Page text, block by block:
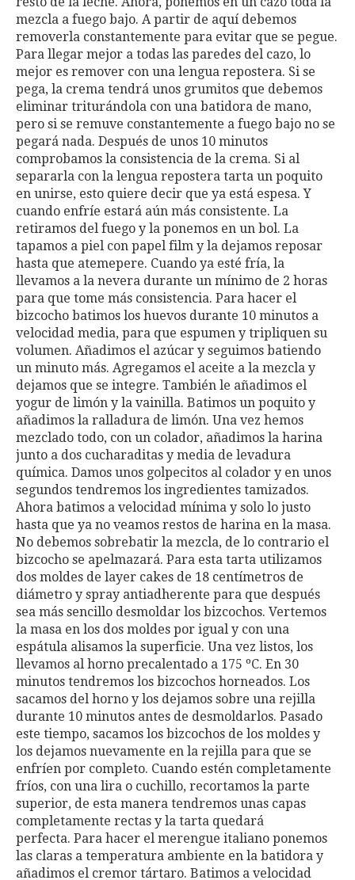
mezcla a fuego bajo. A partir de aquí debemos
removerla constantemente para evitar que se pegue.
Para llegar mejor a todas las paredes del cazo, lo
mejor es remover con una lengua repostera. Si se
pega, la crema tendrá unos grumitos que debemos
eliminar triturándola con una batidora de mano,
pero si se remuve constantemente a fuego bajo no se
pegará nada. Después de unos 10 minutos
comprobamos la consistencia de la crema. Si al
separarla con la lengua repostera tarta un poquito
en unirse, esto quiere decir que ya está espesa. Y
cuando enfríe estará aún más consistente. La
retiramos del fuego y la ponemos en un bol. La
tapamos a piel con papel film y la dejamos reposar
hasta que atemepere. Cuando ya esté fría, la
llevamos a la nevera durante un mínimo de 2 horas
para que tome más consistencia. Para hacer el
bizcocho batimos los huevos durante 10 minutos a
velocidad media, para que espumen y tripliquen su
volumen. Añadimos el azúcar y seguimos batiendo
un minuto más. Agregamos el aceite a la mezcla y
dejamos que se integre. También le añadimos el
yogur de limón y la vainilla. Batimos un poquito y
añadimos la ralladura de limón. Una vez hemos
mezclado todo, con un colador, añadimos la harina
junto a dos cucharaditas y media de levadura
química. Damos unos golpecitos al colador y en unos
segundos tendremos los ingredientes tamizados.
Ahora batimos a velocidad mínima y solo lo justo
hasta que ya no veamos restos de harina en la masa.
No debemos sobrebatir la mezcla, de lo contrario el
bizcocho se apelmazará. Para esta tarta utilizamos
dos moldes de layer cakes de 18 centímetros de
diámetro y spray antiadherente para que después
sea más sencillo desmoldar los bizcochos. Vertemos
la masa en los dos moldes por igual y con una
espátula alisamos la superficie. Una vez listos, los
llevamos al horno precalentado a 175 ºC. En 30
minutos tendremos los bizcochos horneados. Los
sacamos del horno y los dejamos sobre una rejilla
durante 10 minutos antes de desmoldarlos. Pasado
este tiempo, sacamos los bizcochos de los moldes y
los dejamos nuevamente en la rejilla para que se
enfríen por completo. Cuando estén completamente
fríos, con una lira o cuchillo, recortamos la parte
superior, de esta manera tendremos unas capas
completamente rectas y la tarta quedará
perfecta. Para hacer el merengue italiano ponemos
las claras a temperatura ambiente en la batidora y
añadimos el cremor tártaro. Batimos a velocidad